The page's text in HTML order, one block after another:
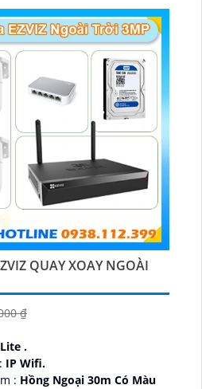
QUAY XOAY NGOÀI
₫
.
👍 Công Nghệ Sử Dụng : IP Wifi.
🌙 Khoảng Cách Ban Đêm : Hồng Ngoại 30m Có Màu